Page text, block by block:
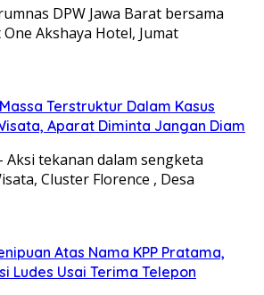
DPW Jawa Barat bersama
Akshaya Hotel, Jumat
Terstruktur Dalam Kasus
Aparat Diminta Jangan Diam
tekanan dalam sengketa
Cluster Florence , Desa
Atas Nama KPP Pratama,
Ludes Usai Terima Telepon